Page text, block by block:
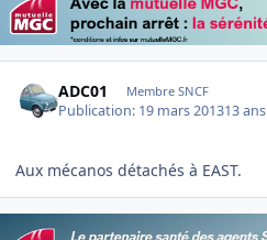
ADC01 Membre SNCF
Publication: 19 mars 201313 ans
Aux mécanos détachés à EAST.